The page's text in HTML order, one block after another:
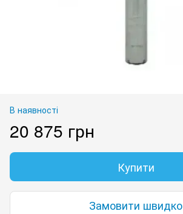
В наявності
20 875 грн
Купити
Замовити швидко